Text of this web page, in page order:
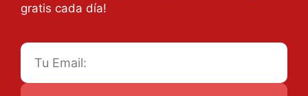
gratis cada día!